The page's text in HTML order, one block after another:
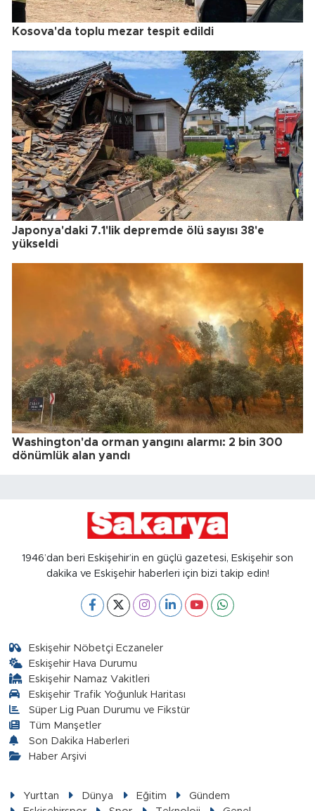
Kosova'da toplu mezar tespit edildi
Japonya'daki 7.1'lik depremde ölü sayısı 38'e
yükseldi
Washington'da orman yangını alarmı: 2 bin 300
dönümlük alan yandı
1946’dan beri Eskişehir’in en güçlü gazetesi, Eskişehir son
dakika ve Eskişehir haberleri için bizi takip edin!
Eskişehir Nöbetçi Eczaneler
Eskişehir Hava Durumu
Eskişehir Namaz Vakitleri
Eskişehir Trafik Yoğunluk Haritası
Süper Lig Puan Durumu ve Fikstür
Tüm Manşetler
Son Dakika Haberleri
Haber Arşivi
Yurttan Dünya Eğitim
Gündem